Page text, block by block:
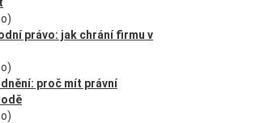
právo: jak chrání firmu v
proč mít právní